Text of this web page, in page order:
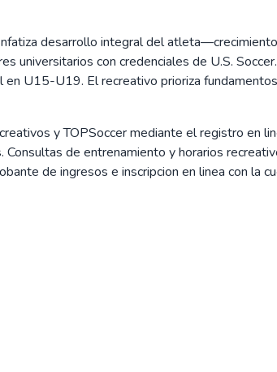
desarrollo integral del
con credenciales de U.S.
U15-U19. El recreativo prioriza
y TOPSoccer mediante el registro en
de entrenamiento y horarios
de ingresos e inscripcion en linea con la